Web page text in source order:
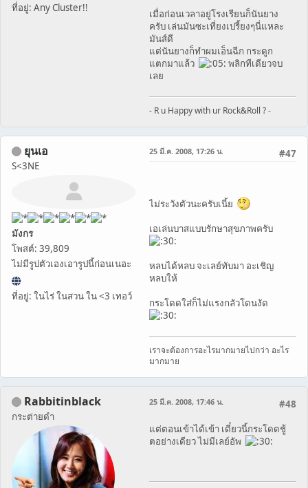
ที่อยู่: Any Cluster!!
เมื่อก่อนเวลาอยู่โรงเรียนก็นันยาง
ครับ เล่นมันซะเที่ยงเปรี้ยงๆนี่แหละ
มันส์ดี
แต่นันยางก็ทำผมเอ็นฉีก กระดูก
แตกมาแล้ว
พลิกทีเดียวจบ
เลย
- R u Happy with ur Rock&Roll ? -
ยุนเอ
S<3NE
มังกร
โพสต์: 39,809
ไม่มีรูปตัวเองเอารูปนี้ก่อนเนอะ
ที่อยู่: ในไร่ ในสวน ใน <3 เทอว์
#47
25 มี.ค. 2008, 17:26 น.
ไม่ระวังตัวนะครับเนี้ย
เอเล่นบาสแบบรักษาสุขภาพครับ
หลบได้หลบ จะเลย์ทับมา อะเชิญ
หลบให้
กระโดดใส่ก็ไม่แรงกลัวโดนงัด
เราจะต้องการอะไรมากมายไปกว่า อะไร
มากมาย
Rabbitinblack
กระต่ายดำ
#48
25 มี.ค. 2008, 17:46 น.
แต่ตอนเข้าได้เข้า เดี๋ยวนี้กระโดดชู้
ตอย่างเดียว ไม่มีเลย์อัพ